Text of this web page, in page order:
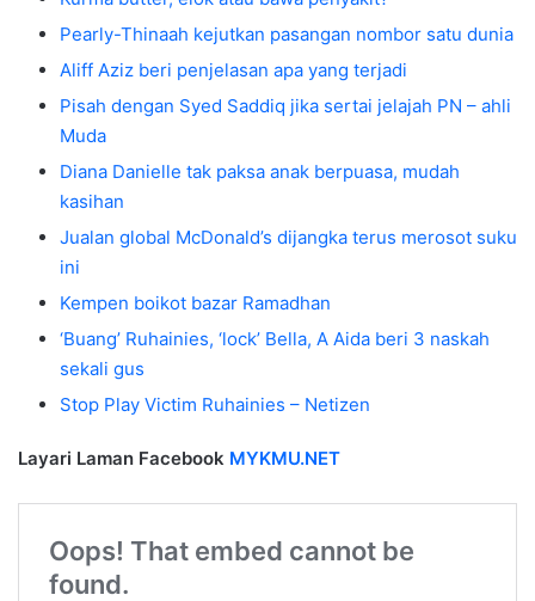
Pearly-Thinaah kejutkan pasangan nombor satu dunia
Aliff Aziz beri penjelasan apa yang terjadi
Pisah dengan Syed Saddiq jika sertai jelajah PN – ahli
Muda
Diana Danielle tak paksa anak berpuasa, mudah
kasihan
Jualan global McDonald’s dijangka terus merosot suku
ini
Kempen boikot bazar Ramadhan
‘Buang’ Ruhainies, ‘lock’ Bella, A Aida beri 3 naskah
sekali gus
Stop Play Victim Ruhainies – Netizen
Layari Laman Facebook MYKMU.NET